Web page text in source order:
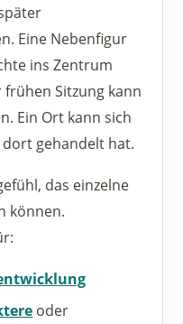
Eine Nebenfigur
ins Zentrum
frühen Sitzung kann
Ein Ort kann sich
gehandelt hat.
das einzelne
können.
oder